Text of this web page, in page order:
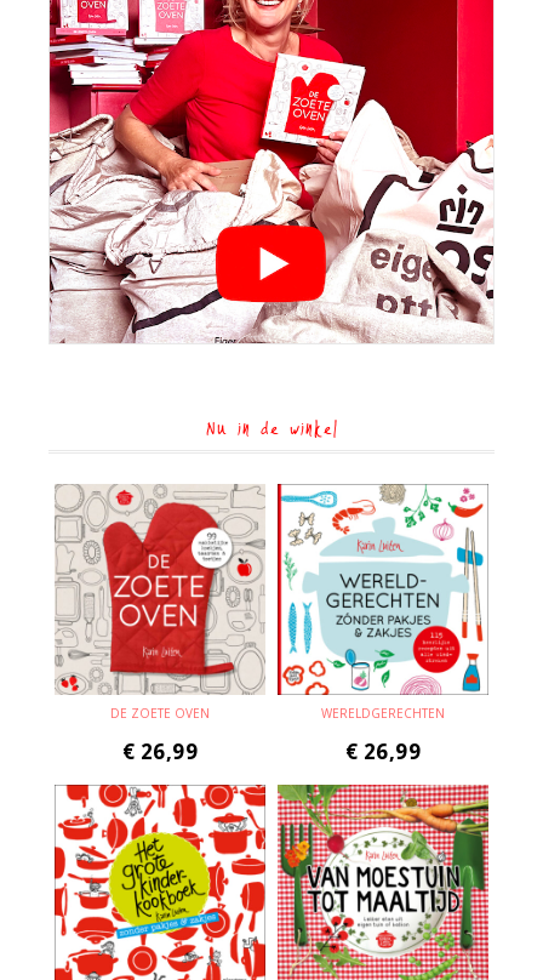
Nu in de winkel
DE ZOETE OVEN
€ 26,99
WERELDGERECHTEN
€ 26,99